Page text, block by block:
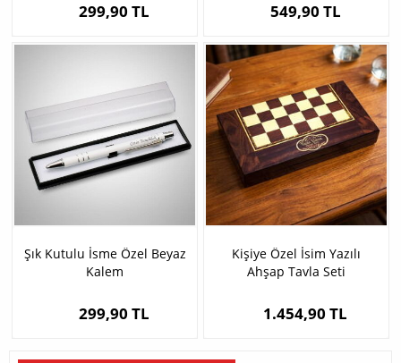
299,90 TL 549,90 TL
Şık Kutulu İsme Özel Beyaz
Kalem
299,90 TL
Kişiye Özel İsim Yazılı
Ahşap Tavla Seti
1.454,90 TL